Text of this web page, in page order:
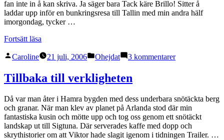
Linda??”
gör
då
fan inte in å kan skriva. Ja säger bara Tack käre Brillo! Sitter å
laddar upp inför en bunkringsresa till Tallin med min andra hälf
imorgondag, tycker …
Fortsätt läsa
ju
man
med……….”
Publicerat
Caroline 21 juli, 2006
Publicerat
Ohejdat 3 kommentarertill
att
man
hänger
med……….
Tillbaka till verkligheten
Då var man åter i Hamra bygden med dess underbara snötäckta berg
och granar. När man klev av planet på Arlanda stod där min
fantastiska kusin och mötte upp och tog oss genom ett snötäckt
landskap ut till Sigtuna. Där serverades kaffe med dopp och
skrythistorier om att Viktor hade slagit igenom i tidningen Trailer. …